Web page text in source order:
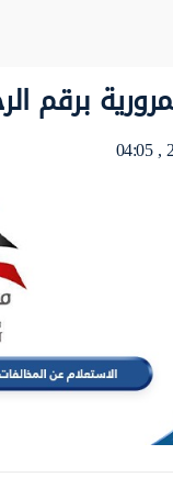
برقم